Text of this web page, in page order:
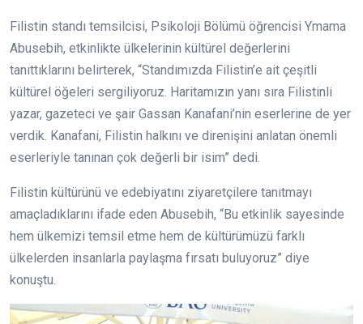
Filistin standı temsilcisi, Psikoloji Bölümü öğrencisi Ymama
Abusebih, etkinlikte ülkelerinin kültürel değerlerini
tanıttıklarını belirterek, “Standımızda Filistin’e ait çeşitli
kültürel öğeleri sergiliyoruz. Haritamızın yanı sıra Filistinli
yazar, gazeteci ve şair Gassan Kanafani’nin eserlerine de yer
verdik. Kanafani, Filistin halkını ve direnişini anlatan önemli
eserleriyle tanınan çok değerli bir isim” dedi.
Filistin kültürünü ve edebiyatını ziyaretçilere tanıtmayı
amaçladıklarını ifade eden Abusebih, “Bu etkinlik sayesinde
hem ülkemizi temsil etme hem de kültürümüzü farklı
ülkelerden insanlarla paylaşma fırsatı buluyoruz” diye
konuştu.